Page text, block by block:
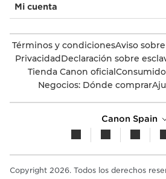
Mi cuenta
Términos y condicionesAviso
PrivacidadDeclaración sobre
Tienda Canon oficial
Negocios: Dónde comprar
Canon Spain
Copyright 2026. Todos los derechos